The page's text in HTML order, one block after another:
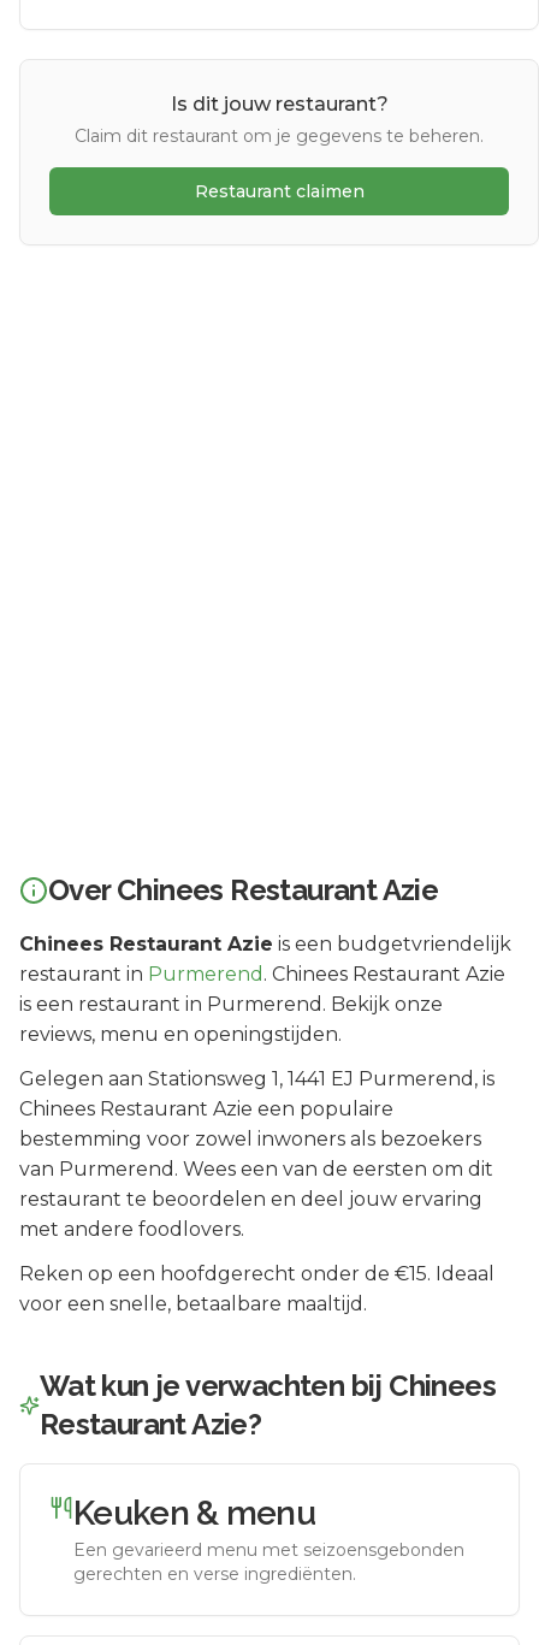
Is dit jouw restaurant?
Claim dit restaurant om je gegevens te beheren.
Restaurant claimen
OverChinees Restaurant Azie
Chinees Restaurant Azie is een budgetvriendelijk
restaurant in Purmerend . Chinees Restaurant Azie
is een restaurant in Purmerend. Bekijk onze
reviews, menu en openingstijden.
Gelegen aan Stationsweg 1, 1441 EJ Purmerend , is
Chinees Restaurant Azie een populaire
bestemming voor zowel inwoners als bezoekers
van Purmerend . Wees een van de eersten om dit
restaurant te beoordelen en deel jouw ervaring
met andere foodlovers.
Reken op een hoofdgerecht onder de €15. Ideaal
voor een snelle, betaalbare maaltijd.
Wat kun je verwachten bij Chinees
Restaurant Azie?
Keuken & menu
Een gevarieerd menu met seizoensgebonden
gerechten en verse ingrediënten.